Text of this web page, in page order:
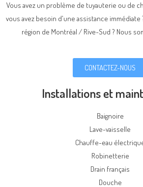
Vous avez un problème de tuyauterie ou de
vous avez besoin d'une assistance immédiate
région de Montréal / Rive-Sud ? Nous
CONTACTEZ-NOUS
Installations et
Baignoire
Lave-vaisselle
Chauffe-eau
Robinetterie
Drain français
Douche